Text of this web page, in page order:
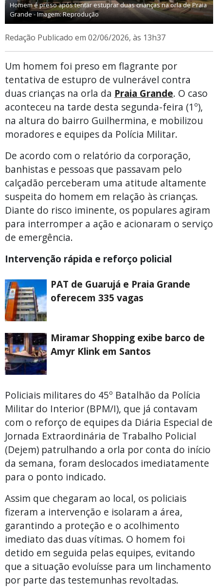
Homem é preso após tentar estuprar duas crianças na orla de Praia
Grande - Imagem: Reprodução
Redação Publicado em 02/06/2026, às 13h37
Um homem foi preso em flagrante por
tentativa de estupro de vulnerável contra
duas crianças na orla da Praia Grande. O caso
aconteceu na tarde desta segunda-feira (1º),
na altura do bairro Guilhermina, e mobilizou
moradores e equipes da Polícia Militar.
De acordo com o relatório da corporação,
banhistas e pessoas que passavam pelo
calçadão perceberam uma atitude altamente
suspeita do homem em relação às crianças.
Diante do risco iminente, os populares agiram
para interromper a ação e acionaram o serviço
de emergência.
Intervenção rápida e reforço policial
PAT de Guarujá e Praia Grande
oferecem 335 vagas
Miramar Shopping exibe barco de
Amyr Klink em Santos
Policiais militares do 45º Batalhão da Polícia
Militar do Interior (BPM/I), que já contavam
com o reforço de equipes da Diária Especial de
Jornada Extraordinária de Trabalho Policial
(Dejem) patrulhando a orla por conta do início
da semana, foram deslocados imediatamente
para o ponto indicado.
Assim que chegaram ao local, os policiais
fizeram a intervenção e isolaram a área,
garantindo a proteção e o acolhimento
imediato das duas vítimas. O homem foi
detido em seguida pelas equipes, evitando
que a situação evoluísse para um linchamento
por parte das testemunhas revoltadas.